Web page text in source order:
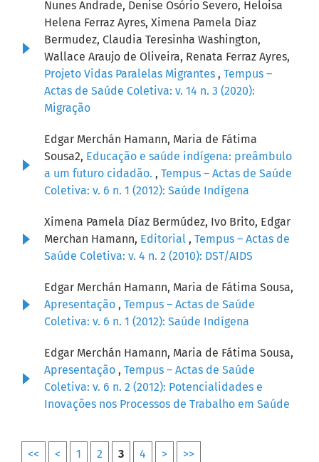
Nunes Andrade, Denise Osório Severo, Heloisa
Helena Ferraz Ayres, Ximena Pamela Diaz
Bermudez, Claudia Teresinha Washington,
Wallace Araujo de Oliveira, Renata Ferraz Ayres,
Projeto Vidas Paralelas Migrantes , Tempus –
Actas de Saúde Coletiva: v. 14 n. 3 (2020):
Migração
Edgar Merchán Hamann, Maria de Fátima
Sousa2, Educação e saúde indígena: preâmbulo
a um futuro cidadão. , Tempus – Actas de Saúde
Coletiva: v. 6 n. 1 (2012): Saúde Indígena
Ximena Pamela Díaz Bermúdez, Ivo Brito, Edgar
Merchan Hamann, Editorial , Tempus – Actas de
Saúde Coletiva: v. 4 n. 2 (2010): DST/AIDS
Edgar Merchán Hamann, Maria de Fátima Sousa,
Apresentação , Tempus – Actas de Saúde
Coletiva: v. 6 n. 1 (2012): Saúde Indígena
Edgar Merchán Hamann, Maria de Fátima Sousa,
Apresentação , Tempus – Actas de Saúde
Coletiva: v. 6 n. 2 (2012): Potencialidades e
Inovações nos Processos de Trabalho em Saúde
<< < 1 2 3 4 > >>